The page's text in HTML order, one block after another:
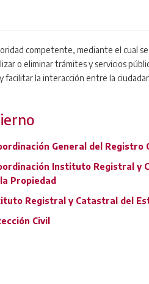
competente, mediante el cual
o eliminar trámites y servicios
la interacción entre la
General del Registro
Instituto Registral y
Propiedad
Registral y Catastral del
Civil